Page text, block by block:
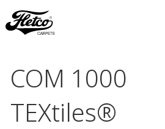
COM 1000
TEXtiles®